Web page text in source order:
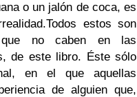
o un jalón de coca, es
Todos estos son
que no caben en las
de este libro. Éste sólo
en el que aquellas
de alguien que,